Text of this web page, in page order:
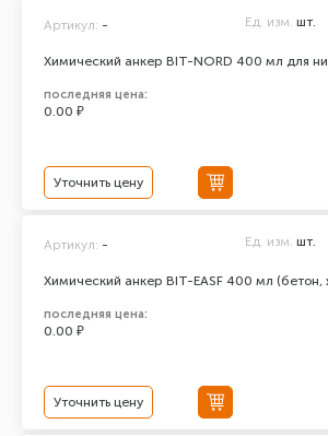
Химический анкер BIT-NORD 400 мл для
Артикул: - Ед. изм. шт.
последняя цена:
0.00 ₽
Уточнить цену
Химический анкер BIT-EASF 400 мл (бетон,
Артикул: - Ед. изм. шт.
последняя цена:
0.00 ₽
Уточнить цену